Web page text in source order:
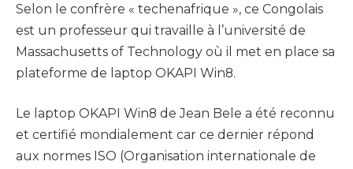
Selon le confrère « techenafrique », ce Congolais
est un professeur qui travaille à l’université de
Massachusetts of Technology où il met en place sa
plateforme de laptop OKAPI Win8.
Le laptop OKAPI Win8 de Jean Bele a été reconnu
et certifié mondialement car ce dernier répond
aux normes ISO (Organisation internationale de